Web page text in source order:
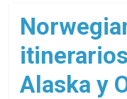
de
cruceros
en
un
solo
Alaska y